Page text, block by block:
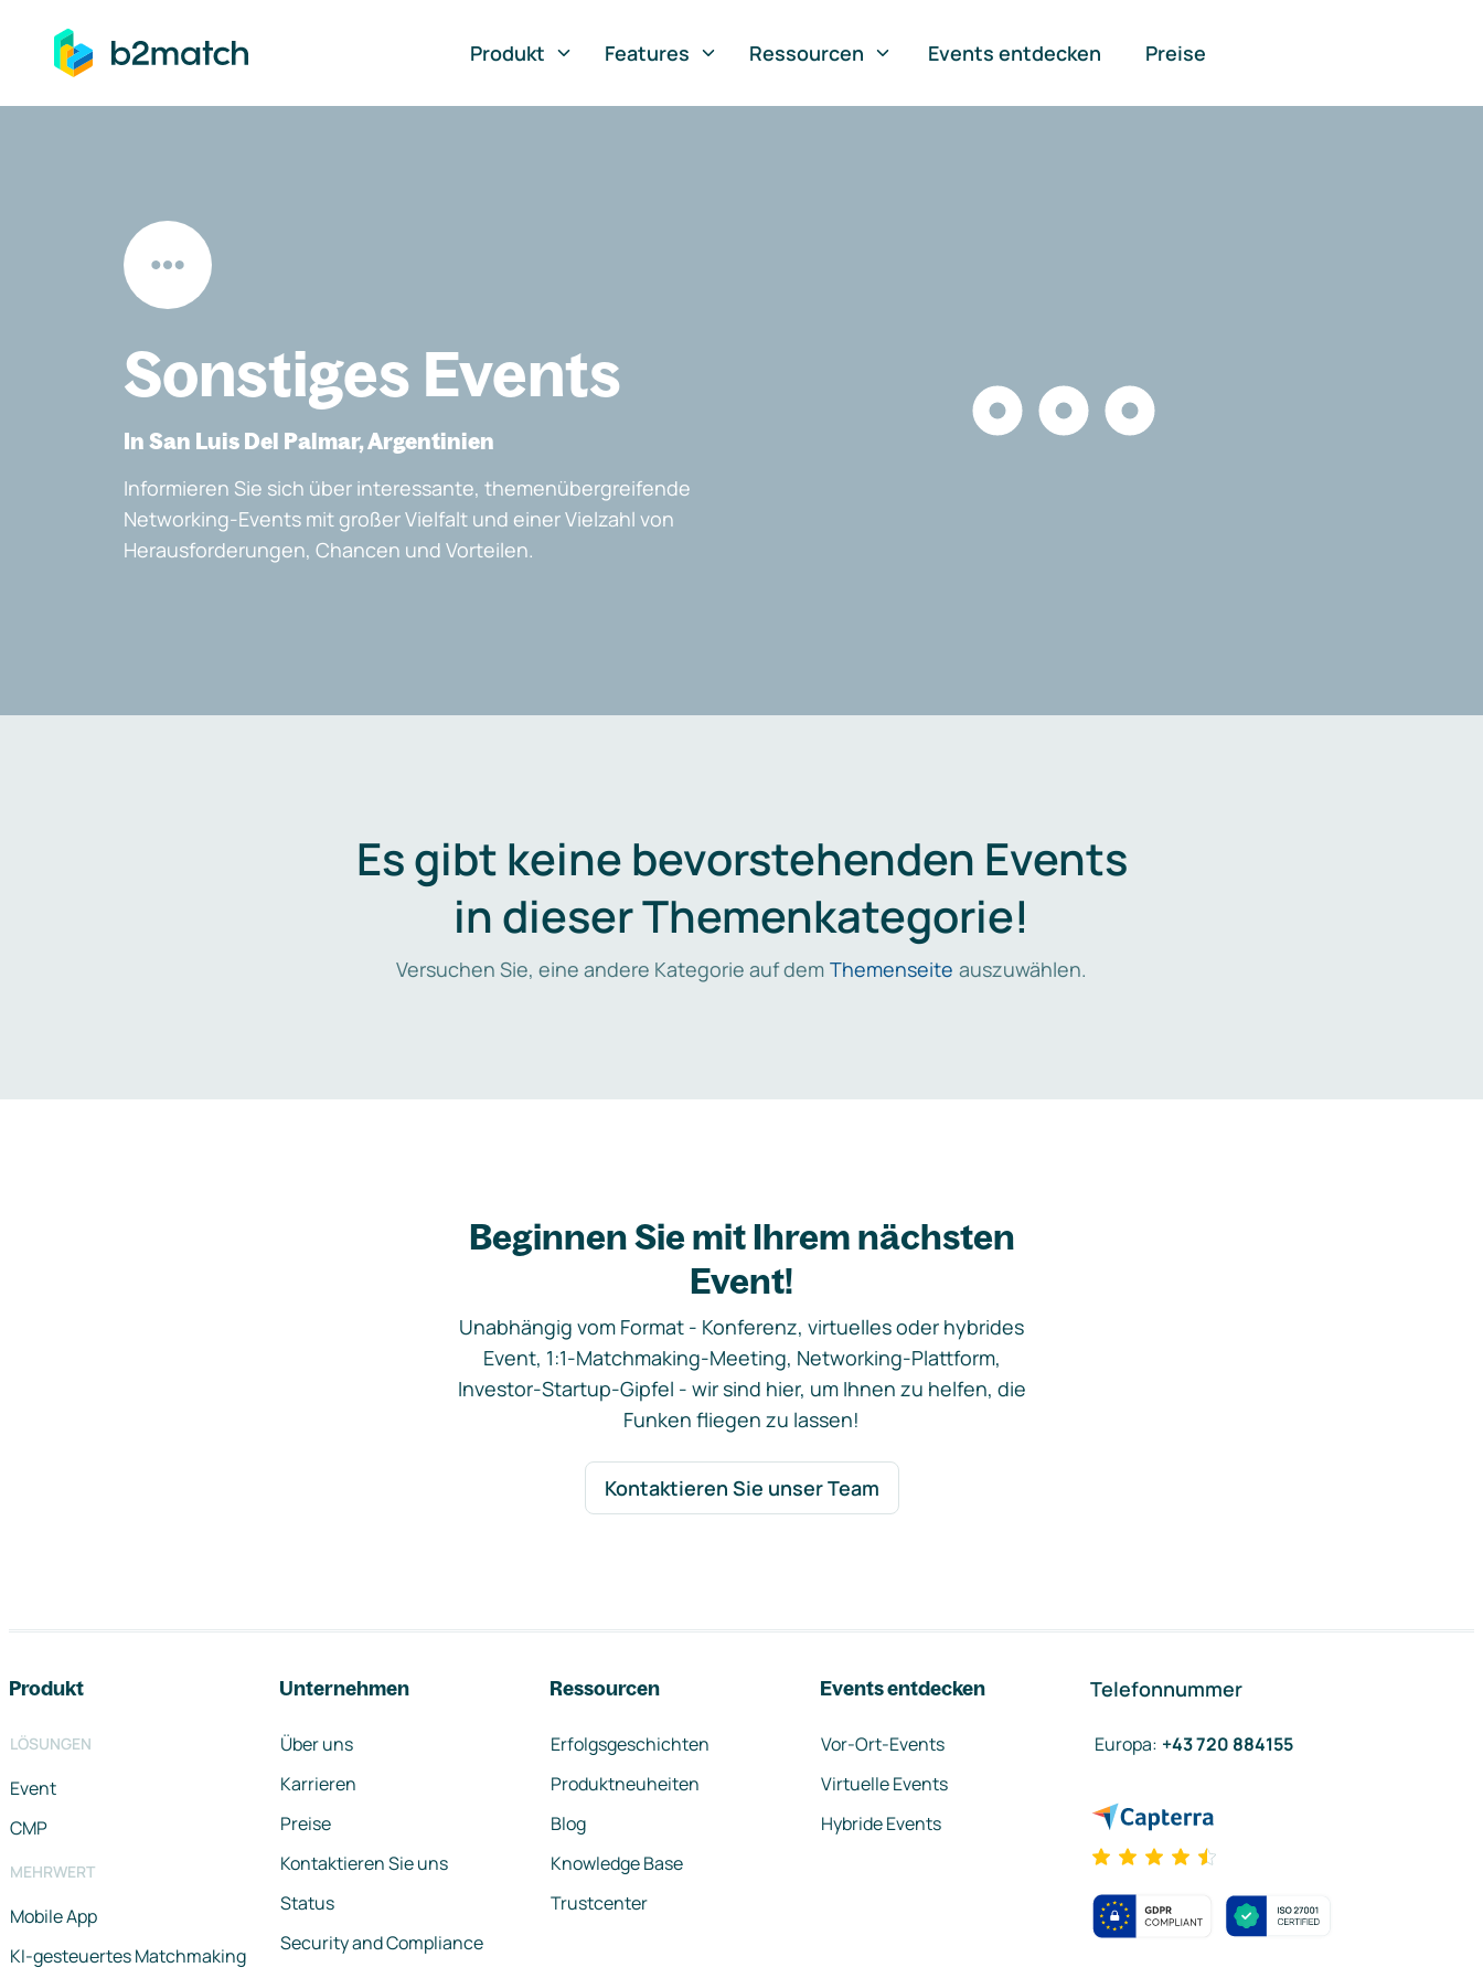
springen
Produkt
Features Ressourcen Events entdecken Preise
Sonstiges Events
In San Luis Del Palmar, Argentinien
Informieren Sie sich über interessante, themenübergreifende
Networking-Events mit großer Vielfalt und einer Vielzahl von
Herausforderungen, Chancen und Vorteilen.
Es gibt keine bevorstehenden Events
in dieser Themenkategorie!
Versuchen Sie, eine andere Kategorie auf dem Themenseite auszuwählen.
Beginnen Sie mit Ihrem nächsten
Event!
Unabhängig vom Format - Konferenz, virtuelles oder hybrides
Event, 1:1-Matchmaking-Meeting, Networking-Plattform,
Investor-Startup-Gipfel - wir sind hier, um Ihnen zu helfen, die
Funken fliegen zu lassen!
Kontaktieren Sie unser Team
Produkt
LÖSUNGEN
Event
CMP
MEHRWERT
Mobile App
KI-gesteuertes Matchmaking
Unternehmen
Über uns
Karrieren
Preise
Kontaktieren Sie uns
Status
Security and Compliance
Ressourcen
Erfolgsgeschichten
Produktneuheiten
Blog
Knowledge Base
Trustcenter
Events entdecken
Vor-Ort-Events
Virtuelle Events
Hybride Events
Telefonnummer
Europa: +43 720 884155